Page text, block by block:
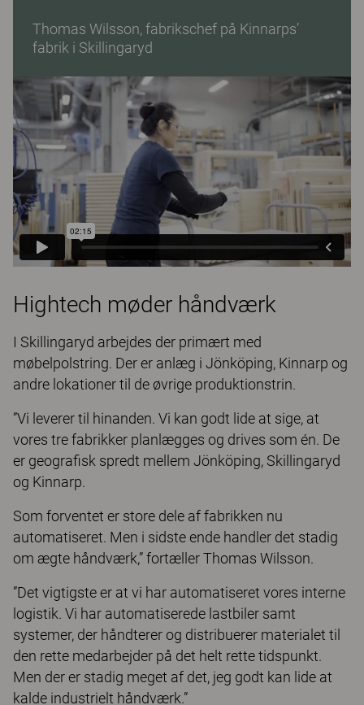
Thomas Wilsson, fabrikschef på Kinnarps’
fabrik i Skillingaryd
Hightech møder håndværk
I Skillingaryd arbejdes der primært med
møbelpolstring. Der er anlæg i Jönköping, Kinnarp og
andre lokationer til de øvrige produktionstrin.
”Vi leverer til hinanden. Vi kan godt lide at sige, at
vores tre fabrikker planlægges og drives som én. De
er geograﬁsk spredt mellem Jönköping, Skillingaryd
og Kinnarp.
Som forventet er store dele af fabrikken nu
automatiseret. Men i sidste ende handler det stadig
om ægte håndværk,” fortæller Thomas Wilsson.
”Det vigtigste er at vi har automatiseret vores interne
logistik. Vi har automatiserede lastbiler samt
systemer, der håndterer og distribuerer materialet til
den rette medarbejder på det helt rette tidspunkt.
Men der er stadig meget af det, jeg godt kan lide at
kalde industrielt håndværk.”